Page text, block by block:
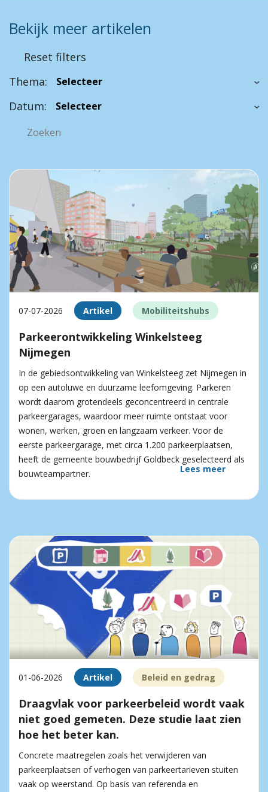
Bekijk meer artikelen
Reset filters
Thema:
Datum:
07-07-2026 Artikel Mobiliteitshubs
Parkeerontwikkeling Winkelsteeg
Nijmegen
In de gebiedsontwikkeling van Winkelsteeg zet Nijmegen in
op een autoluwe en duurzame leefomgeving. Parkeren
wordt daarom grotendeels geconcentreerd in centrale
parkeergarages, waardoor meer ruimte ontstaat voor
wonen, werken, groen en langzaam verkeer. Voor de
eerste parkeergarage, met circa 1.200 parkeerplaatsen,
heeft de gemeente bouwbedrijf Goldbeck geselecteerd als
bouwteampartner.
Lees meer
01-06-2026 Artikel Beleid en gedrag
Draagvlak voor parkeerbeleid wordt vaak
niet goed gemeten. Deze studie laat zien
hoe het beter kan.
Concrete maatregelen zoals het verwijderen van
parkeerplaatsen of verhogen van parkeertarieven stuiten
vaak op weerstand. Op basis van referenda en